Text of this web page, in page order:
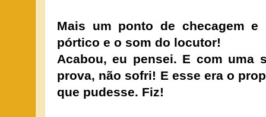
Mais um ponto de checagem
pórtico e o som do locutor!
Acabou, eu pensei. E com uma
prova, não sofri! E esse era o
que pudesse. Fiz!